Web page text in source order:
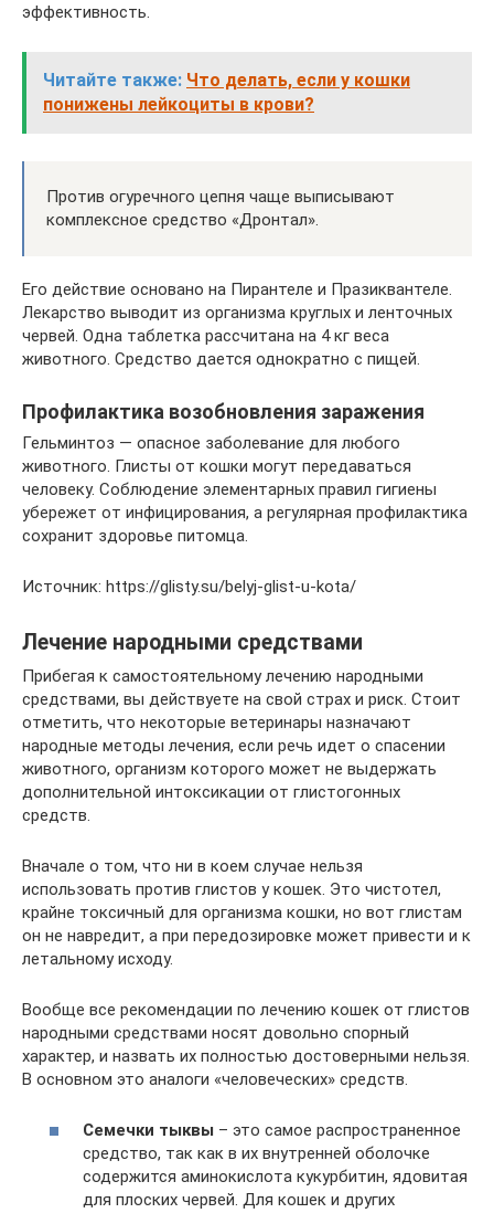
эффективность.
Читайте также: Что делать, если у кошки
понижены лейкоциты в крови?
Против огуречного цепня чаще выписывают
комплексное средство «Дронтал».
Его действие основано на Пирантеле и Празиквантеле.
Лекарство выводит из организма круглых и ленточных
червей. Одна таблетка рассчитана на 4 кг веса
животного. Средство дается однократно с пищей.
Профилактика возобновления заражения
Гельминтоз — опасное заболевание для любого
животного. Глисты от кошки могут передаваться
человеку. Соблюдение элементарных правил гигиены
убережет от инфицирования, а регулярная профилактика
сохранит здоровье питомца.
Источник: https://glisty.su/belyj-glist-u-kota/
Лечение народными средствами
Прибегая к самостоятельному лечению народными
средствами, вы действуете на свой страх и риск. Стоит
отметить, что некоторые ветеринары назначают
народные методы лечения, если речь идет о спасении
животного, организм которого может не выдержать
дополнительной интоксикации от глистогонных
средств.
Вначале о том, что ни в коем случае нельзя
использовать против глистов у кошек. Это чистотел,
крайне токсичный для организма кошки, но вот глистам
он не навредит, а при передозировке может привести и к
летальному исходу.
Вообще все рекомендации по лечению кошек от глистов
народными средствами носят довольно спорный
характер, и назвать их полностью достоверными нельзя.
В основном это аналоги «человеческих» средств.
Семечки тыквы – это самое распространенное
средство, так как в их внутренней оболочке
содержится аминокислота кукурбитин, ядовитая
для плоских червей. Для кошек и других